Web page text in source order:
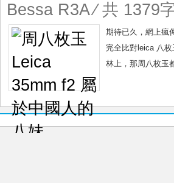
Bessa R3A⁄ 共 1379
期待已久，網上瘋
完全比對leica 八
林上，那周八枚玉